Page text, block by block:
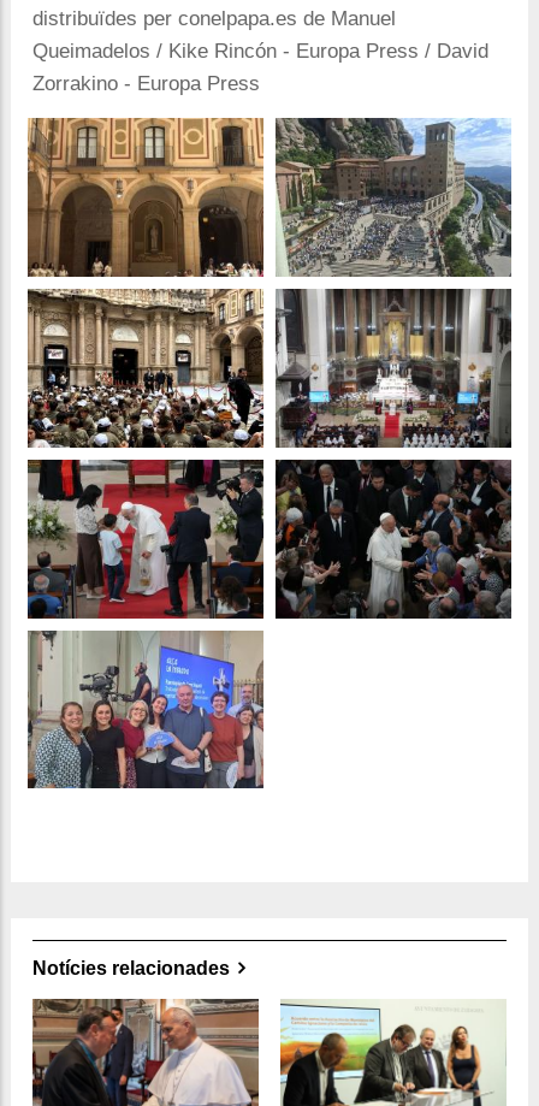
distribuïdes per conelpapa.es de Manuel
Queimadelos / Kike Rincón - Europa Press / David
Zorrakino - Europa Press
Notícies relacionades